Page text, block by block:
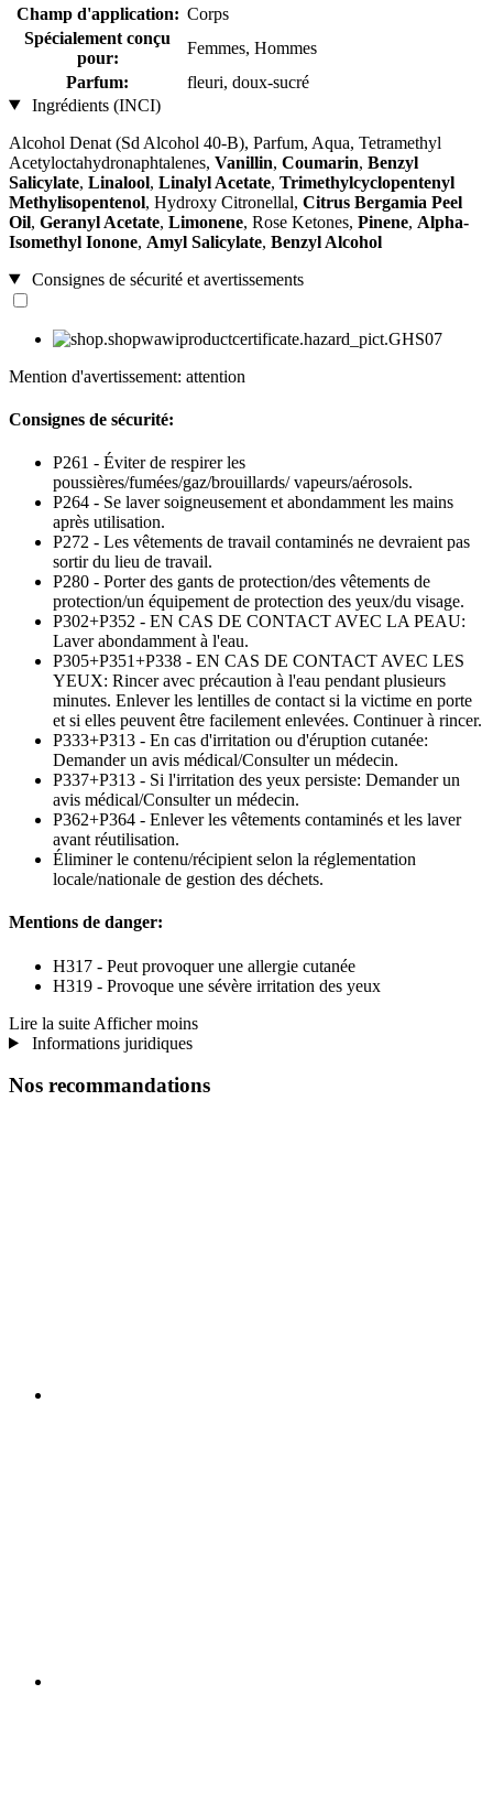
Champ d'application: Corps
Spécialement conçu
pour:
Femmes, Hommes
Parfum:
fleuri, doux-sucré
Ingrédients (INCI)
Alcohol Denat (Sd Alcohol 40-B), Parfum, Aqua, Tetramethyl
Acetyloctahydronaphtalenes, Vanillin, Coumarin, Benzyl
Salicylate, Linalool, Linalyl Acetate, Trimethylcyclopentenyl
Methylisopentenol, Hydroxy Citronellal, Citrus Bergamia Peel
Oil, Geranyl Acetate, Limonene, Rose Ketones, Pinene, Alpha-
Isomethyl Ionone, Amyl Salicylate, Benzyl Alcohol
Consignes de sécurité et avertissements
Mention d'avertissement: attention
Consignes de sécurité:
P261 - Éviter de respirer les
poussières/fumées/gaz/brouillards/ vapeurs/aérosols.
P264 - Se laver soigneusement et abondamment les mains
après utilisation.
P272 - Les vêtements de travail contaminés ne devraient pas
sortir du lieu de travail.
P280 - Porter des gants de protection/des vêtements de
protection/un équipement de protection des yeux/du visage.
P302+P352 - EN CAS DE CONTACT AVEC LA PEAU:
Laver abondamment à l'eau.
P305+P351+P338 - EN CAS DE CONTACT AVEC LES
YEUX: Rincer avec précaution à l'eau pendant plusieurs
minutes. Enlever les lentilles de contact si la victime en porte
et si elles peuvent être facilement enlevées. Continuer à rincer.
P333+P313 - En cas d'irritation ou d'éruption cutanée:
Demander un avis médical/Consulter un médecin.
P337+P313 - Si l'irritation des yeux persiste: Demander un
avis médical/Consulter un médecin.
P362+P364 - Enlever les vêtements contaminés et les laver
avant réutilisation.
Éliminer le contenu/récipient selon la réglementation
locale/nationale de gestion des déchets.
Mentions de danger:
H317 - Peut provoquer une allergie cutanée
H319 - Provoque une sévère irritation des yeux
Lire la suite Afficher moins
Informations juridiques
Nos recommandations